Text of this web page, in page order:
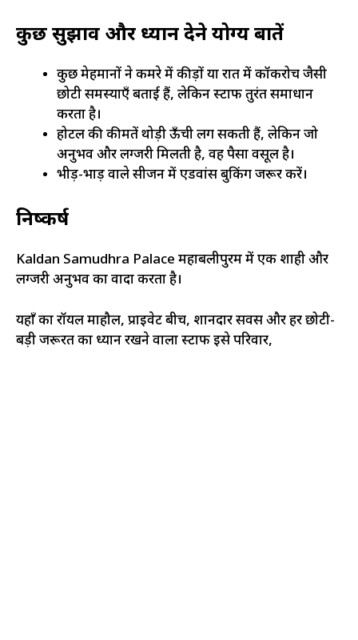
कुछ सुझाव और ध्यान देने योग्य बातें
कुछ मेहमानों ने कमरे में कीड़ों या रात में कॉकरोच जैसी
छोटी समस्याएँ बताई हैं, लेकिन स्टाफ तुरंत समाधान
करता है।
होटल की कीमतें थोड़ी ऊँची लग सकती हैं, लेकिन जो
अनुभव और लग्जरी मिलती है, वह पैसा वसूल है।
भीड़-भाड़ वाले सीजन में एडवांस बुकिंग जरूर करें।
निष्कर्ष
Kaldan Samudhra Palace महाबलीपुरम में एक शाही और
लग्जरी अनुभव का वादा करता है।
यहाँ का रॉयल माहौल, प्राइवेट बीच, शानदार सर्विस और हर छोटी-
बड़ी जरूरत का ध्यान रखने वाला स्टाफ इसे परिवार,